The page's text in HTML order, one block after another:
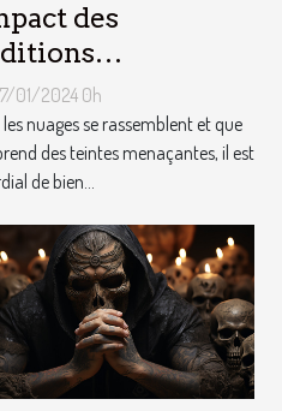
des
sur
des tentes
01/2024 0h
nuages se rassemblent et que
des teintes menaçantes, il est
de bien...